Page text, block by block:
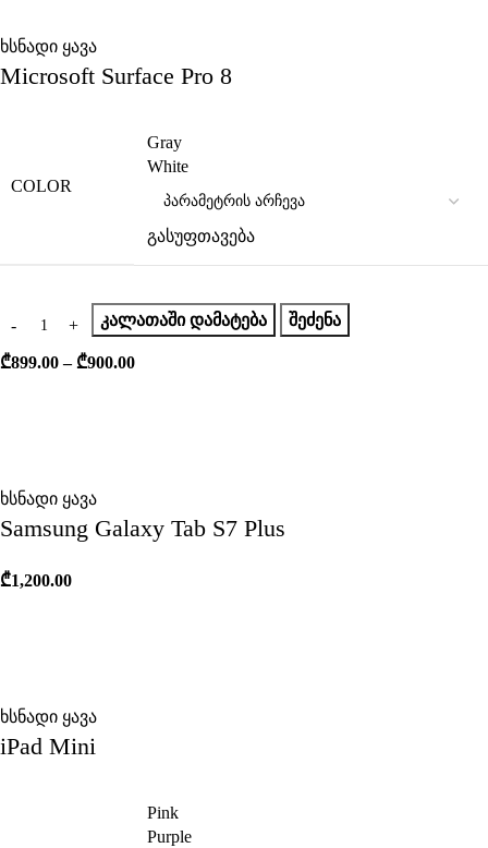
ხსნადი ყავა
Microsoft Surface Pro 8
COLOR
Gray
White
გასუფთავება
ᲙᲐᲚᲐᲗᲐᲨᲘ ᲓᲐᲛᲐᲢᲔᲑᲐ ᲨᲔᲫᲔᲜᲐ
₾899.00 – ₾900.00
ხსნადი ყავა
Samsung Galaxy Tab S7 Plus
₾1,200.00
ხსნადი ყავა
iPad Mini
Pink
Purple